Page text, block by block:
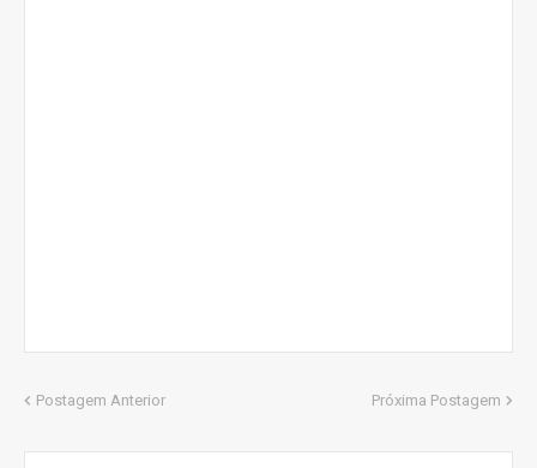
Postagem Anterior Próxima Postagem